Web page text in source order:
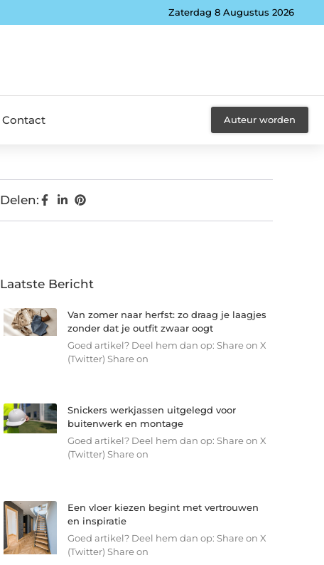
Zaterdag 8 Augustus 2026
Contact Auteur worden
Delen:
Laatste Bericht
Van zomer naar herfst: zo draag je laagjes
zonder dat je outfit zwaar oogt
Goed artikel? Deel hem dan op: Share on X
(Twitter) Share on
Snickers werkjassen uitgelegd voor
buitenwerk en montage
Goed artikel? Deel hem dan op: Share on X
(Twitter) Share on
Een vloer kiezen begint met vertrouwen
en inspiratie
Goed artikel? Deel hem dan op: Share on X
(Twitter) Share on